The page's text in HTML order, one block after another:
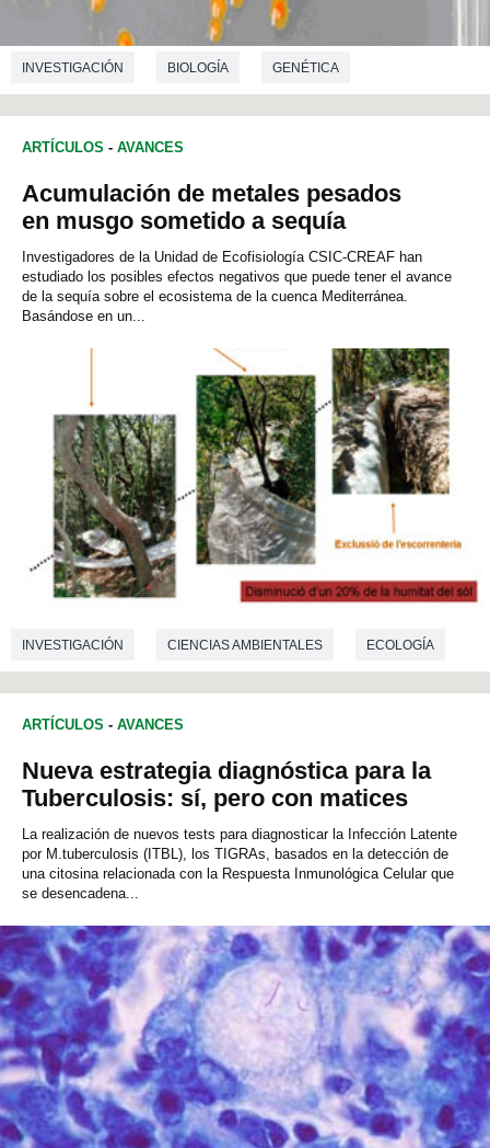
INVESTIGACIÓN BIOLOGÍA GENÉTICA
MICROBIOLOGÍA
ARTÍCULOS - AVANCES
Acumulación de metales pesados
en musgo sometido a sequía
Investigadores de la Unidad de Ecofisiología CSIC-CREAF han
estudiado los posibles efectos negativos que puede tener el avance
de la sequía sobre el ecosistema de la cuenca Mediterránea.
Basándose en un...
INVESTIGACIÓN CIENCIAS AMBIENTALES ECOLOGÍA
ARTÍCULOS - AVANCES
Nueva estrategia diagnóstica para la
Tuberculosis: sí, pero con matices
La realización de nuevos tests para diagnosticar la Infección Latente
por M.tuberculosis (ITBL), los TIGRAs, basados en la detección de
una citosina relacionada con la Respuesta Inmunológica Celular que
se desencadena...